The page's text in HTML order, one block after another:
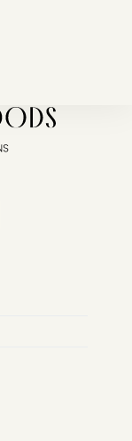
d’une marque